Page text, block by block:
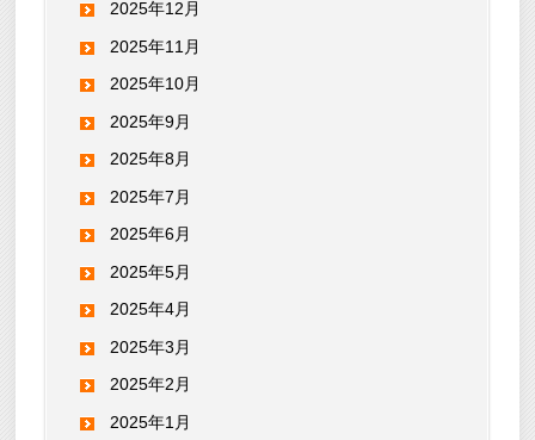
2025年12月
2025年11月
2025年10月
2025年9月
2025年8月
2025年7月
2025年6月
2025年5月
2025年4月
2025年3月
2025年2月
2025年1月